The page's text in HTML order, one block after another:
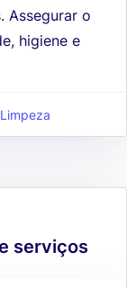
Assegurar o
higiene e
Limpeza
serviços